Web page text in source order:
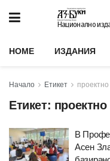
Национално
HOME ИЗДАНИЯ
Начало Етикет
Етикет:
В
Асен